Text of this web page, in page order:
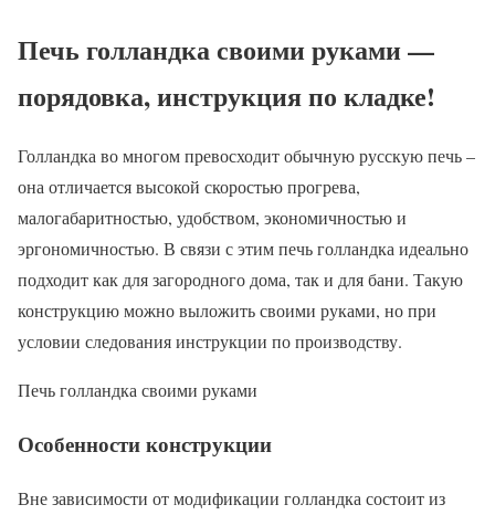
Печь голландка своими руками —
порядовка, инструкция по кладке!
Голландка во многом превосходит обычную русскую печь –
она отличается высокой скоростью прогрева,
малогабаритностью, удобством, экономичностью и
эргономичностью. В связи с этим печь голландка идеально
подходит как для загородного дома, так и для бани. Такую
конструкцию можно выложить своими руками, но при
условии следования инструкции по производству.
Печь голландка своими руками
Особенности конструкции
Вне зависимости от модификации голландка состоит из